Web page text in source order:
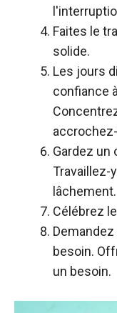
Faites le
solide.
Les jours
confiance
Gardez un
Travaillez-
lâchement.
Célébrez
besoin.
un besoin.